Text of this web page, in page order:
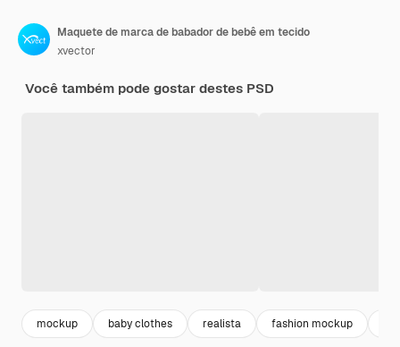
Maquete de marca de babador de bebê em tecido
xvector
Você também pode gostar destes PSD
mockup baby clothes realista fashion mockup